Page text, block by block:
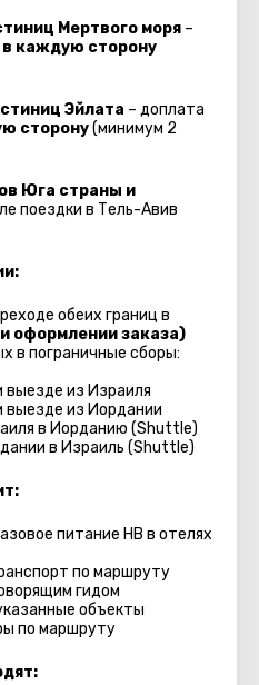
Мертвого моря –
в каждую сторону
Эйлата – доплата
сторону(минимум 2
Юга страны и
поездки в Тель-Авив
обеих границ в
оформлении заказа)
в пограничные сборы:
из Израиля
из Иордании
в Иорданию (Shuttle)
в Израиль (Shuttle)
питание HB в отелях
по маршруту
гидом
объекты
по маршруту